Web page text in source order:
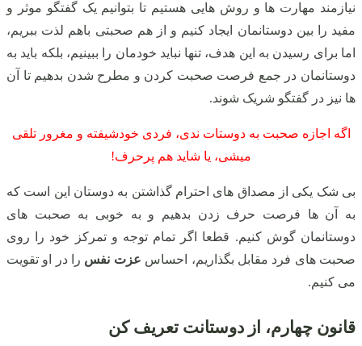
نیازمند مهارت ها و روش هایی هستیم تا بتوانیم یک گفتگو موثر و
مفید را بین دوستانمان ایجاد کنیم و از هم صحبتی باهم لذت ببریم،
اما برای رسیدن به این هدف، تنها نباید خودمان را ببینیم، بلکه باید به
دوستانمان در جمع فرصت صحبت کردن و مطرح شدن بدهیم تا آن
ها نیز در گفتگو شریک شوند.
اگه اجازه صحبت به دوستات ندی، فردی خودشیفته و مغرور تلقی
میشی، یا شاید هم پرحرف!
بی شک یکی از مصداق های احترام گذاشتن به دوستان این است که
به آن ها فرصت حرف زدن بدهیم و به خوبی به صحبت های
دوستانمان گوش کنیم. قطعا اگر تمام توجه و تمرکز خود را روی
صحبت های فرد مقابل بگذاریم، احساس عزت نفس را در او تقویت
می کنیم.
قانون چهارم، از دوستانت تعریف کن